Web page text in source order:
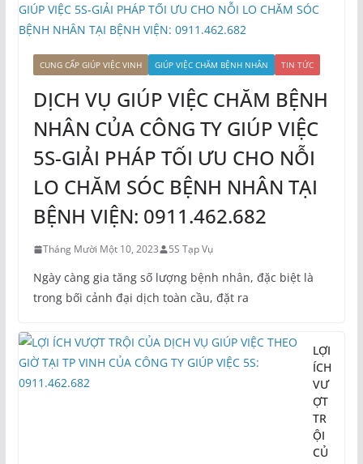
CUNG CẤP GIÚP VIỆC VINH GIÚP VIỆC CHĂM BỆNH NHÂN TIN TỨC
DỊCH VỤ GIÚP VIỆC CHĂM BỆNH
NHÂN CỦA CÔNG TY GIÚP VIỆC
5S-GIẢI PHÁP TỐI ƯU CHO NỖI
LO CHĂM SÓC BỆNH NHÂN TẠI
BỆNH VIỆN: 0911.462.682
Tháng Mười Một 10, 2023 5S Tạp Vụ
Ngày càng gia tăng số lượng bệnh nhân, đặc biệt là
trong bối cảnh đại dịch toàn cầu, đặt ra
LỢI
ÍCH
VƯ
ỢT
TR
ỘI
CỦ